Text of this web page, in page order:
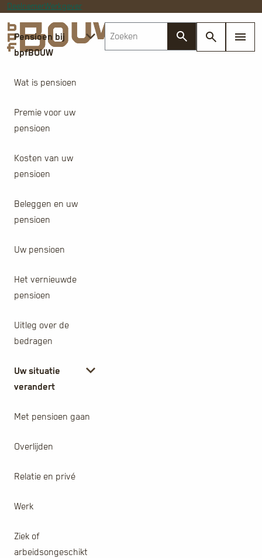
DeelnemerWerkgever
Pensioen bij
bpfBOUW
Wat is pensioen
Premie voor uw
pensioen
Kosten van uw
pensioen
Beleggen en uw
pensioen
Uw pensioen
Het vernieuwde
pensioen
Uitleg over de
bedragen
Uw situatie
verandert
Met pensioen gaan
Overlijden
Relatie en privé
Werk
Ziek of
arbeidsongeschikt